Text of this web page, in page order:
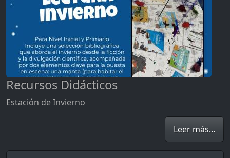
Recursos Didácticos
Estación de Invierno
Leer más...